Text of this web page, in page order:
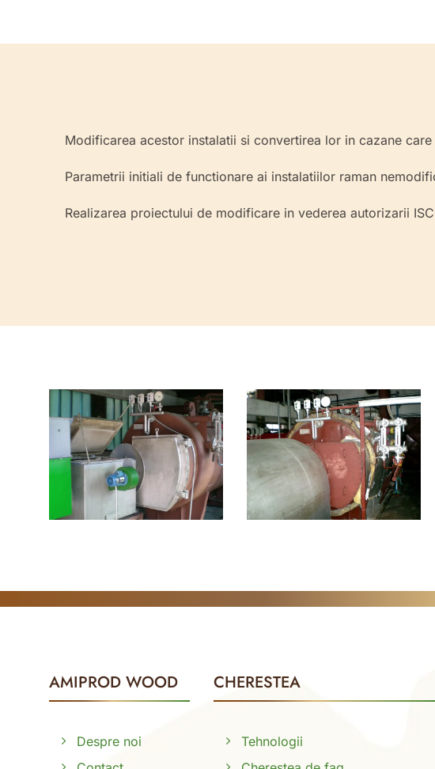
Modificarea acestor instalatii si convertirea lor in cazane
Parametrii initiali de functionare ai instalatiilor raman
Realizarea proiectului de modificare in vederea autorizarii
AMIPROD WOOD
Despre noi
CHERESTEA
Tehnologii